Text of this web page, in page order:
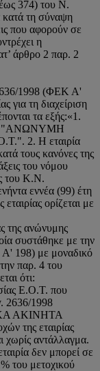
374) του Ν.
κατά τη σύναψη
που αφορούν σε
η
άρθρο 2 παρ. 2
1998 (ΦΕΚ Α'
για τη διαχείριση
τα εξής:«1.
"ΑΝΩΝΥΜΗ
2. Η εταιρία
τους κανόνες της
του νόμου
του Κ.Ν.
εννέα (99) έτη
ορίζεται με
της ανώνυμης
συστάθηκε με την
198) με μοναδικό
παρ. 4 του
ότι:
Ε.Ο.Τ. που
2636/1998
ΑΚΙΝΗΤΑ
της εταιρίας
χωρίς αντάλλαγμα.
δεν μπορεί σε
του μετοχικού